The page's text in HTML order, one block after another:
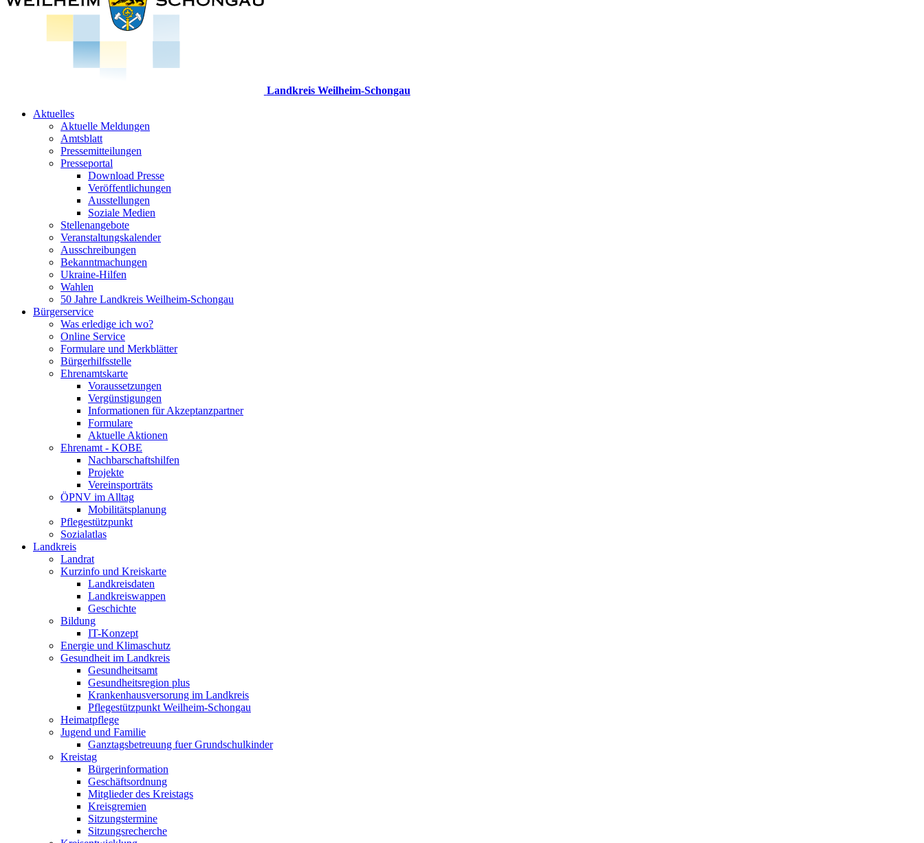
Landkreis Weilheim-Schongau
Aktuelles
Aktuelle Meldungen
Amtsblatt
Pressemitteilungen
Presseportal
Download Presse
Veröffentlichungen
Ausstellungen
Soziale Medien
Stellenangebote
Veranstaltungskalender
Ausschreibungen
Bekanntmachungen
Ukraine-Hilfen
Wahlen
50 Jahre Landkreis Weilheim-Schongau
Bürgerservice
Was erledige ich wo?
Online Service
Formulare und Merkblätter
Bürgerhilfsstelle
Ehrenamtskarte
Voraussetzungen
Vergünstigungen
Informationen für Akzeptanzpartner
Formulare
Aktuelle Aktionen
Ehrenamt - KOBE
Nachbarschaftshilfen
Projekte
Vereinsporträts
ÖPNV im Alltag
Mobilitätsplanung
Pflegestützpunkt
Sozialatlas
Landkreis
Landrat
Kurzinfo und Kreiskarte
Landkreisdaten
Landkreiswappen
Geschichte
Bildung
IT-Konzept
Energie und Klimaschutz
Gesundheit im Landkreis
Gesundheitsamt
Gesundheitsregion plus
Krankenhausversorung im Landkreis
Pflegestützpunkt Weilheim-Schongau
Heimatpflege
Jugend und Familie
Ganztagsbetreuung fuer Grundschulkinder
Kreistag
Bürgerinformation
Geschäftsordnung
Mitglieder des Kreistags
Kreisgremien
Sitzungstermine
Sitzungsrecherche